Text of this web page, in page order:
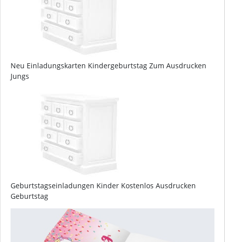
Neu Einladungskarten Kindergeburtstag Zum Ausdrucken
Jungs
Geburtstagseinladungen Kinder Kostenlos Ausdrucken
Geburtstag